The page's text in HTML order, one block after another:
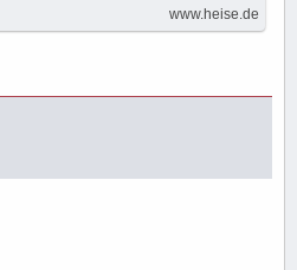
www.heise.de